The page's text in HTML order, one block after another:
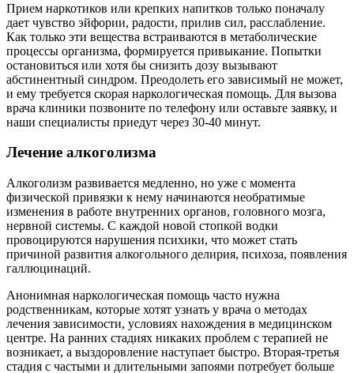
Прием наркотиков или крепких напитков только поначалу
дает чувство эйфории, радости, прилив сил, расслабление.
Как только эти вещества встраиваются в метаболические
процессы организма, формируется привыкание. Попытки
остановиться или хотя бы снизить дозу вызывают
абстинентный синдром. Преодолеть его зависимый не может,
и ему требуется скорая наркологическая помощь. Для вызова
врача клиники позвоните по телефону или оставьте заявку, и
наши специалисты приедут через 30-40 минут.
Лечение алкоголизма
Алкоголизм развивается медленно, но уже с момента
физической привязки к нему начинаются необратимые
изменения в работе внутренних органов, головного мозга,
нервной системы. С каждой новой стопкой водки
провоцируются нарушения психики, что может стать
причиной развития алкогольного делирия, психоза, появления
галлюцинаций.
Анонимная наркологическая помощь часто нужна
родственникам, которые хотят узнать у врача о методах
лечения зависимости, условиях нахождения в медицинском
центре. На ранних стадиях никаких проблем с терапией не
возникает, а выздоровление наступает быстро. Вторая-третья
стадия с частыми и длительными запоями потребует больше